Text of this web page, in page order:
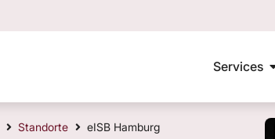
Services
Standorte eISB Hamburg